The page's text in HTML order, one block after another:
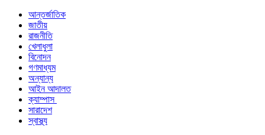
আন্তর্জাতিক
জাতীয়
রাজনীতি
খেলাধুলা
বিনোদন
গণমাধ্যম
অন্যান্য
আইন আদালত
ক্যাম্পাস
সারাদেশ
স্বাস্থ্য